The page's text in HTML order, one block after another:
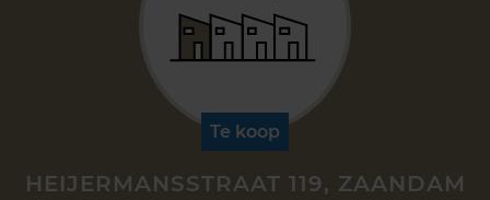
Te koop
HEIJERMANSSTRAAT 119, ZAANDAM